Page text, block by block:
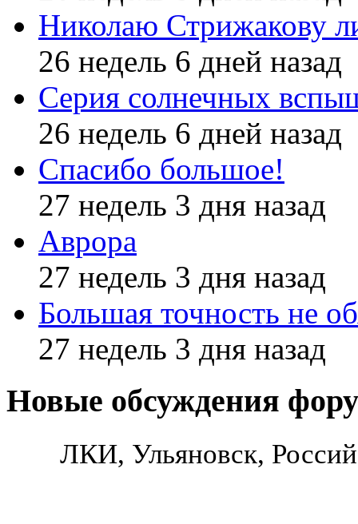
Николаю Стрижакову
26 недель 6 дней назад
Серия солнечных
26 недель 6 дней назад
Спасибо большое!
27 недель 3 дня назад
Аврора
27 недель 3 дня назад
Большая точность не
27 недель 3 дня назад
Новые обсуждения
ЛКИ, Ульяновск,